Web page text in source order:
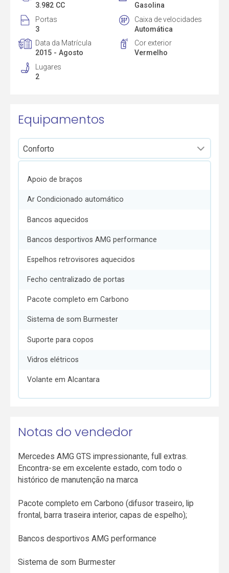
3.982 CC
Gasolina
Portas
3
Caixa de velocidades
Automática
Data da Matrícula
2015 - Agosto
Cor exterior
Vermelho
Lugares
2
Equipamentos
Apoio de braços
Ar Condicionado automático
Bancos aquecidos
Bancos desportivos AMG performance
Espelhos retrovisores aquecidos
Fecho centralizado de portas
Pacote completo em Carbono
Sistema de som Burmester
Suporte para copos
Vidros elétricos
Volante em Alcantara
Notas do vendedor
Mercedes AMG GTS impressionante, full extras.
Encontra-se em excelente estado, com todo o
histórico de manutenção na marca
Pacote completo em Carbono (difusor traseiro, lip
frontal, barra traseira interior, capas de espelho);
Bancos desportivos AMG performance
Sistema de som Burmester